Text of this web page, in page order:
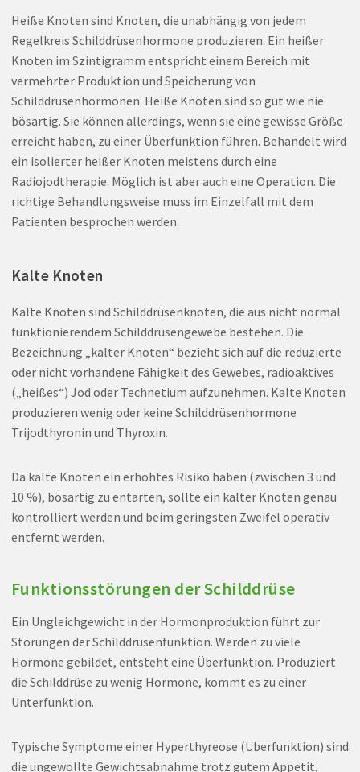
Heiße Knoten sind Knoten, die unabhängig von jedem
Regelkreis Schilddrüsenhormone produzieren. Ein heißer
Knoten im Szintigramm entspricht einem Bereich mit
vermehrter Produktion und Speicherung von
Schilddrüsenhormonen. Heiße Knoten sind so gut wie nie
bösartig. Sie können allerdings, wenn sie eine gewisse Größe
erreicht haben, zu einer Überfunktion führen. Behandelt wird
ein isolierter heißer Knoten meistens durch eine
Radiojodtherapie. Möglich ist aber auch eine Operation. Die
richtige Behandlungsweise muss im Einzelfall mit dem
Patienten besprochen werden.
Kalte Knoten
Kalte Knoten sind Schilddrüsenknoten, die aus nicht normal
funktionierendem Schilddrüsengewebe bestehen. Die
Bezeichnung „kalter Knoten“ bezieht sich auf die reduzierte
oder nicht vorhandene Fähigkeit des Gewebes, radioaktives
(„heißes“) Jod oder Technetium aufzunehmen. Kalte Knoten
produzieren wenig oder keine Schilddrüsenhormone
Trijodthyronin und Thyroxin.
Da kalte Knoten ein erhöhtes Risiko haben (zwischen 3 und
10 %), bösartig zu entarten, sollte ein kalter Knoten genau
kontrolliert werden und beim geringsten Zweifel operativ
entfernt werden.
Funktionsstörungen der Schilddrüse
Ein Ungleichgewicht in der Hormonproduktion führt zur
Störungen der Schilddrüsenfunktion. Werden zu viele
Hormone gebildet, entsteht eine Überfunktion. Produziert
die Schilddrüse zu wenig Hormone, kommt es zu einer
Unterfunktion.
Typische Symptome einer Hyperthyreose (Überfunktion) sind
die ungewollte Gewichtsabnahme trotz gutem Appetit,